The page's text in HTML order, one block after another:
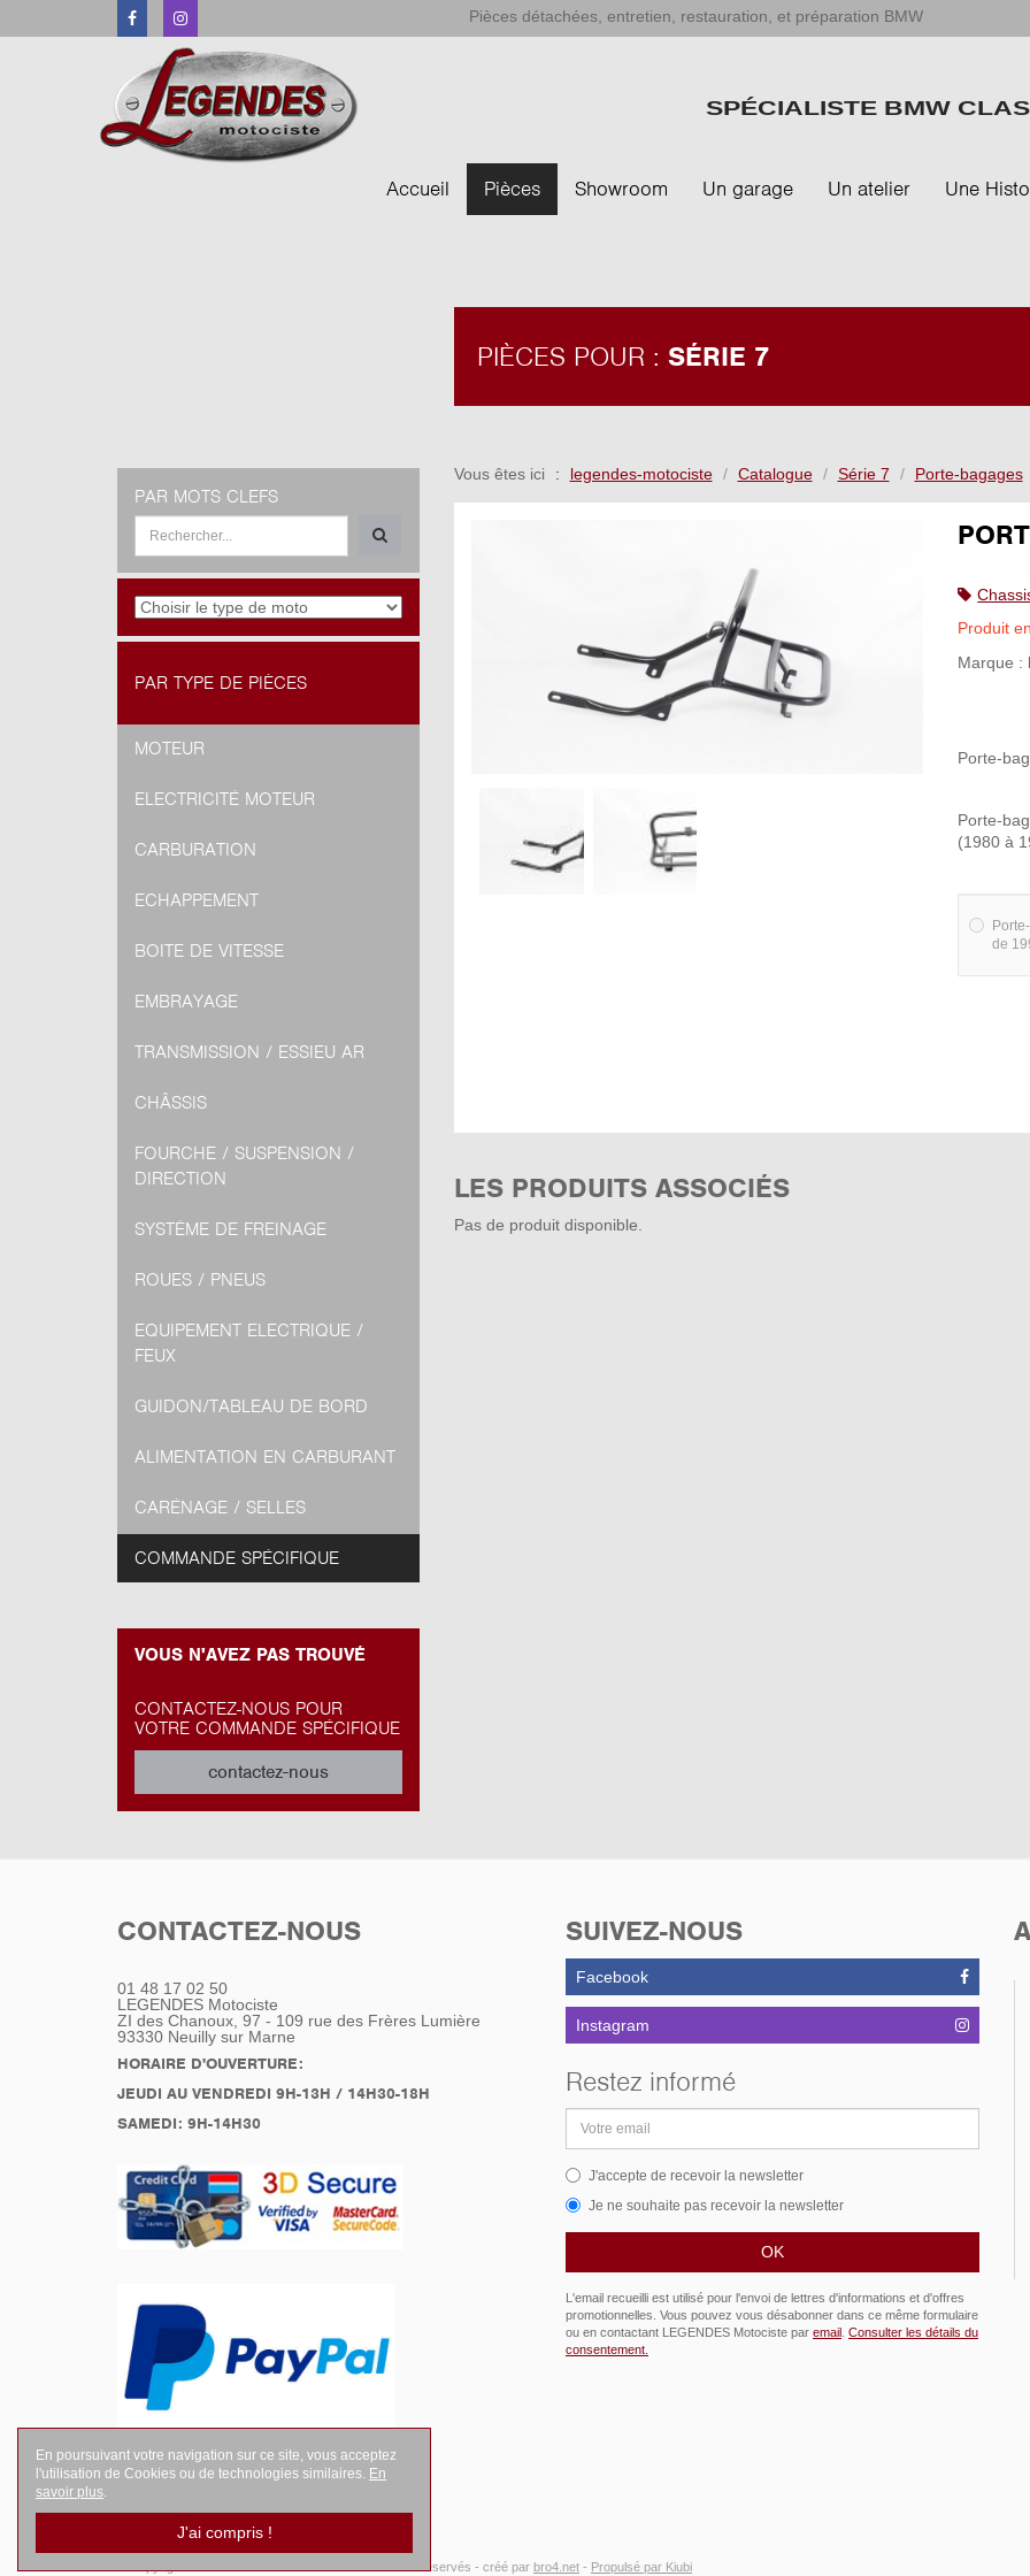
FacebookInstagram Pièces détachées, entretien, restauration, et préparation BMW
SPÉCIALISTE BMW
Accueil Pièces Showroom Un garage Un atelier Une
PIÈCES POUR : SÉRIE 7
Vous êtes ici legendes-motociste Catalogue Série 7 Porte-bagages
Produit
Marque :
Porte-
Porte-
(1980 à
de
LES PRODUITS ASSOCIÉS
Pas de produit disponible.
PAR MOTS CLEFS
PAR TYPE DE PIÈCES
MOTEUR
ELECTRICITÉ MOTEUR
CARBURATION
ECHAPPEMENT
BOITE DE VITESSE
EMBRAYAGE
TRANSMISSION / ESSIEU AR
CHÂSSIS
FOURCHE / SUSPENSION /
DIRECTION
SYSTÈME DE FREINAGE
ROUES / PNEUS
EQUIPEMENT ELECTRIQUE /
FEUX
GUIDON/TABLEAU DE BORD
ALIMENTATION EN CARBURANT
CARÉNAGE / SELLES
COMMANDE SPÉCIFIQUE
VOUS N'AVEZ PAS TROUVÉ
CONTACTEZ-NOUS POUR
VOTRE COMMANDE SPÉCIFIQUE
contactez-nous
CONTACTEZ-NOUS
01 48 17 02 50
LEGENDES Motociste
ZI des Chanoux, 97 - 109 rue des Frères Lumière
93330 Neuilly sur Marne
HORAIRE D'OUVERTURE:
JEUDI AU VENDREDI 9H-13H / 14H30-18H
SAMEDI: 9H-14H30
SUIVEZ-NOUS
Facebook
Instagram
Restez informé
email
J'accepte de recevoir la newsletter
Je ne souhaite pas recevoir la newsletter
L'email recueilli est utilisé pour l'envoi de lettres d'informations et d'offres
promotionnelles. Vous pouvez vous désabonner dans ce même formulaire
ou en contactant LEGENDES Motociste par email Consulter les détails du
consentement.
- Tous droits réservés - créé par bro4.net - Propulsé par Kiubi
En poursuivant votre navigation sur ce site, vous acceptez
l'utilisation de Cookies ou de technologies similaires. En
savoir plus
J'ai compris !